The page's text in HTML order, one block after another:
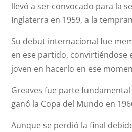
llevó a ser convocado para la
Inglaterra en 1959, a la
Su debut internacional fue
en ese partido, convirtiéndose
joven en hacerlo en ese
Greaves fue parte
ganó la Copa del Mundo en
Aunque se perdió la final